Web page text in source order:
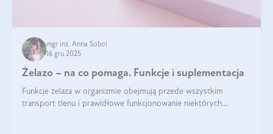
mgr inż. Anna Sobol
16 gru 2025
Żelazo – na co pomaga. Funkcje i suplementacja
Funkcje żelaza w organizmie obejmują przede wszystkim
transport tlenu i prawidłowe funkcjonowanie niektórych